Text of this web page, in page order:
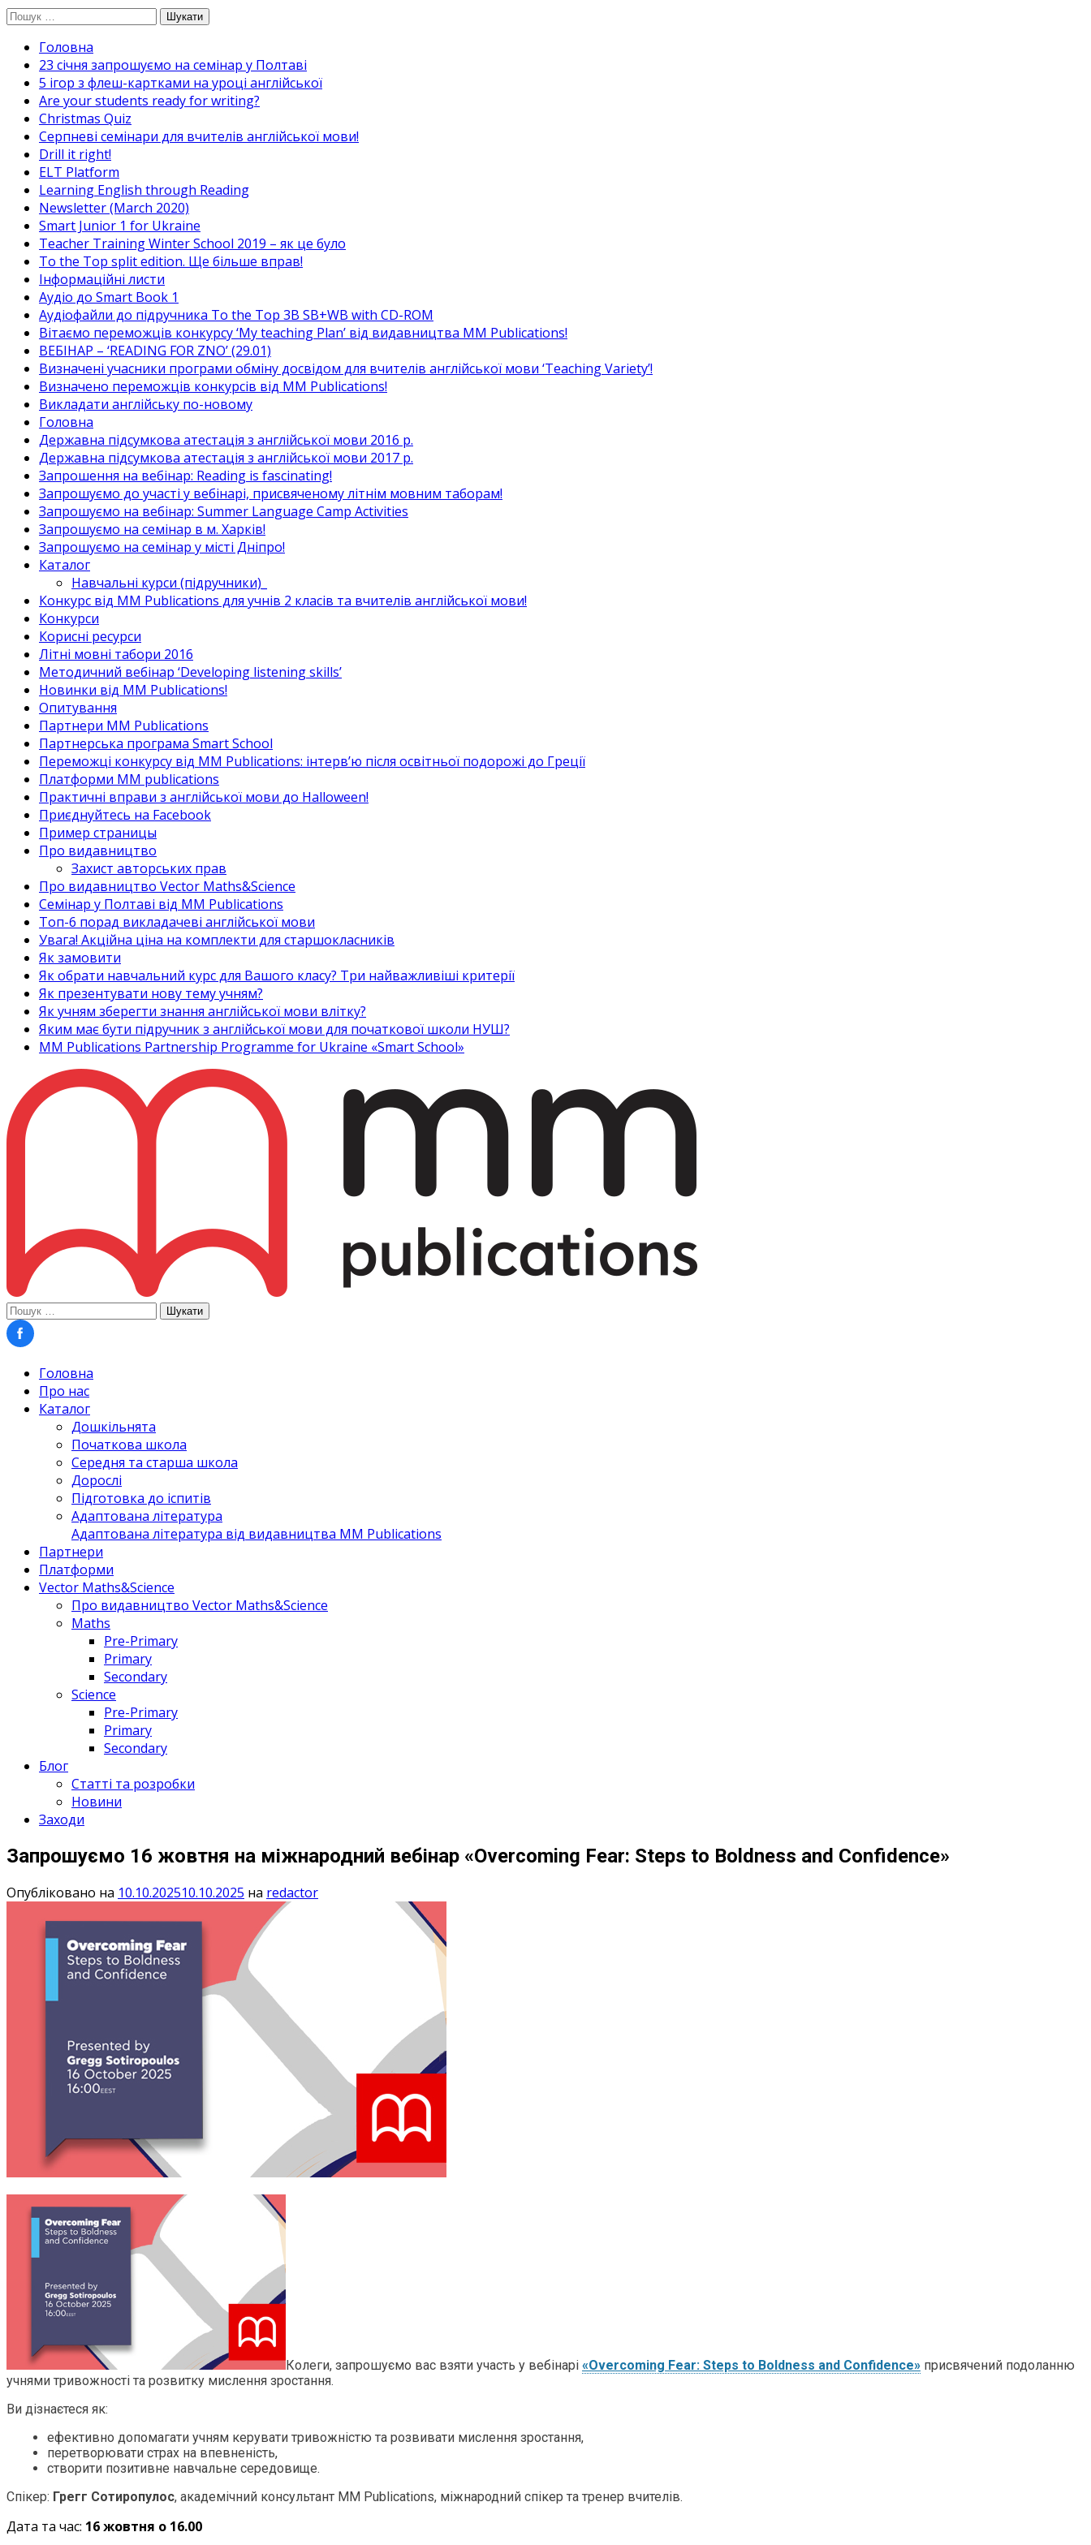
Перейти
вмісту
Пошук:
Головна
23 січня запрошуємо на семінар у Полтаві
5 ігор з флеш-картками на уроці англійської
Are your students ready for writing?
Christmas Quiz
Cерпневі семінари для вчителів англійської мови!
Drill it right!
ELT Platform
Learning English through Reading
Newsletter (March 2020)
Smart Junior 1 for Ukraine
Teacher Training Winter School 2019 – як це було
To the Top split edition. Ще більше вправ!
Інформаційні листи
Аудіо до Smart Book 1
Аудіофайли до підручника To the Top 3B SB+WB with CD-ROM
Вітаємо переможців конкурсу ‘My teaching Plan’ від видавництва MM Publications!
ВЕБІНАР – ‘READING FOR ZNO’ (29.01)
Визначені учасники програми обміну досвідом для вчителів англійської мови ‘Teaching Variety’!
Визначено переможців конкурсів від MM Publications!
Викладати англійську по-новому
Головна
Державна підсумкова атестація з англійської мови 2016 р.
Державна підсумкова атестація з англійської мови 2017 р.
Запрошення на вебінар: Reading is fascinating!
Запрошуємо до участі у вебінарі, присвяченому літнім мовним таборам!
Запрошуємо на вебінар: Summer Language Camp Activities
Запрошуємо на семінар в м. Харків!
Запрошуємо на семінар у місті Дніпро!
Каталог
Навчальні курси (підручники)_
Конкурс від MM Publications для учнів 2 класів та вчителів англійської мови!
Конкурси
Корисні ресурси
Літні мовні табори 2016
Методичний вебінар ‘Developing listening skills’
Новинки від MM Publications!
Опитування
Партнери MM Publications
Партнерська програма Smart School
Переможці конкурсу від MM Publications: інтерв’ю після освітньої подорожі до Греції
Платформи MM publications
Практичні вправи з англійської мови до Halloween!
Приєднуйтесь на Facebook
Пример страницы
Про видавництво
Захист авторських прав
Про видавництво Vector Maths&Science
Семінар у Полтаві від MM Publications
Топ-6 порад викладачеві англійської мови
Увага! Акційна ціна на комплекти для старшокласників
Як замовити
Як обрати навчальний курс для Вашого класу? Три найважливіші критерії
Як презентувати нову тему учням?
Як учням зберегти знання англійської мови влітку?
Яким має бути підручник з англійської мови для початкової школи НУШ?
MM Publications Partnership Programme for Ukraine «Smart School»
Пошук:
Головна
Про нас
Каталог
Дошкільнята
Початкова школа
Середня та старша школа
Дорослі
Підготовка до іспитів
Адаптована література
Адаптована література від видавництва MM Publications
Партнери
Платформи
Vector Maths&Science
Про видавництво Vector Maths&Science
Maths
Pre-Primary
Primary
Secondary
Science
Pre-Primary
Primary
Secondary
Блог
Статті та розробки
Новини
Заходи
Запрошуємо 16 жовтня на міжнародний вебінар «Overcoming Fear: Steps to Boldness and Confidence»
Опубліковано на 10.10.202510.10.2025 на redactor
Колеги, запрошуємо вас взяти участь у вебінарі «Overcoming Fear: Steps to Boldness and Confidence» присвячений подоланню
учнями тривожності та розвитку мислення зростання.
Ви дізнаєтеся як:
ефективно допомагати учням керувати тривожністю та розвивати мислення зростання,
перетворювати страх на впевненість,
створити позитивне навчальне середовище.
Спікер: Грегг Сотиропулос, академічний консультант MM Publications, міжнародний спікер та тренер вчителів.
Дата та час: 16 жовтня о 16.00